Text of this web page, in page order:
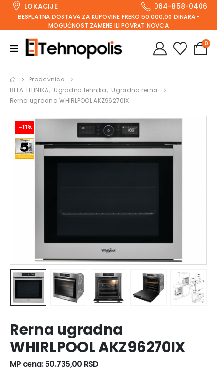
LOKACIJE 064-858-0406
BESPLATNA DOSTAVA ZA KUPOVINE PREKO 50.000,00 DINARA •
MOGUĆNOST ZAMENE ILI POVRAT NOVCA
0
Prodavnica
BELA TEHNIKA, Ugradna tehnika, Ugradna rerna
Rerna ugradna WHIRLPOOL AKZ96270IX
-11%
Rerna ugradna
WHIRLPOOL AKZ96270IX
MP cena:50.735,00RSD